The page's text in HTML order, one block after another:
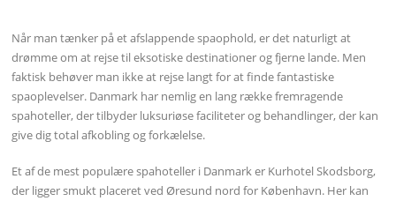
Når man tænker på et afslappende spaophold, er det naturligt at
drømme om at rejse til eksotiske destinationer og fjerne lande. Men
faktisk behøver man ikke at rejse langt for at finde fantastiske
spaoplevelser. Danmark har nemlig en lang række fremragende
spahoteller, der tilbyder luksuriøse faciliteter og behandlinger, der kan
give dig total afkobling og forkælelse.
Et af de mest populære spahoteller i Danmark er Kurhotel Skodsborg,
der ligger smukt placeret ved Øresund nord for København. Her kan